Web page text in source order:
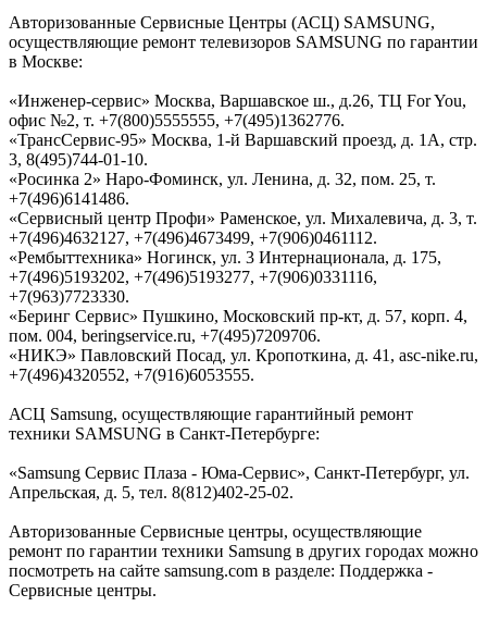
Авторизованные Сервисные Центры (АСЦ) SAMSUNG,
осуществляющие ремонт телевизоров SAMSUNG по гарантии
в Москве:
«Инженер-сервис» Москва, Варшавское ш., д.26, ТЦ For You,
офис №2, т. +7(800)5555555, +7(495)1362776.
«ТрансСервис-95» Москва, 1-й Варшавский проезд, д. 1А, стр.
3, 8(495)744-01-10.
«Росинка 2» Наро-Фоминск, ул. Ленина, д. 32, пом. 25, т.
+7(496)6141486.
«Сервисный центр Профи» Раменское, ул. Михалевича, д. 3, т.
+7(496)4632127, +7(496)4673499, +7(906)0461112.
«Рембыттехника» Ногинск, ул. 3 Интернационала, д. 175,
+7(496)5193202, +7(496)5193277, +7(906)0331116,
+7(963)7723330.
«Беринг Сервис» Пушкино, Московский пр-кт, д. 57, корп. 4,
пом. 004, beringservice.ru, +7(495)7209706.
«НИКЭ» Павловский Посад, ул. Кропоткина, д. 41, asc-nike.ru,
+7(496)4320552, +7(916)6053555.
АСЦ Samsung, осуществляющие гарантийный ремонт
техники SAMSUNG в Санкт-Петербурге:
«Samsung Сервис Плаза - Юма-Cервис», Санкт-Петербург, ул.
Апрельская, д. 5, тел. 8(812)402-25-02.
Авторизованные Сервисные центры, осуществляющие
ремонт по гарантии техники Samsung в других городах можно
посмотреть на сайте samsung.com в разделе: Поддержка -
Сервисные центры.